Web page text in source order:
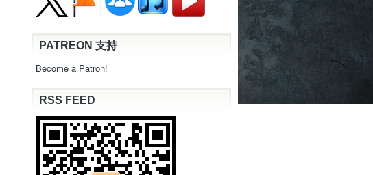
PATREON 支持
Become a Patron!
RSS FEED